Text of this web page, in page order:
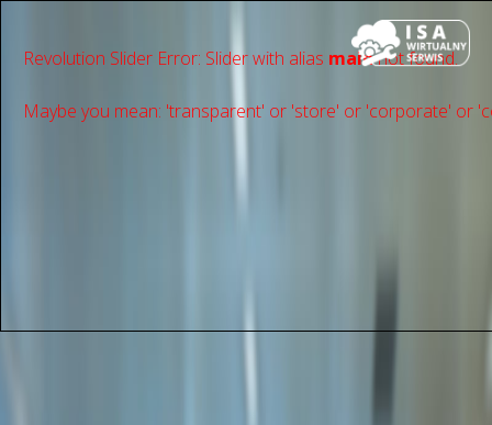
Revolution Slider Error: Slider with alias mainnot found.
Maybe you mean: 'transparent' or 'store' or 'сorporate' or